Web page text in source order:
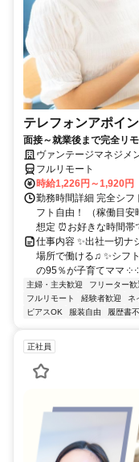
テレフォンアポイ
面接～就業後まで完全リ
ヴァンテージマネジメ
フルリモート
時給1,226円～1,920円
勤務時間詳細 完全シ
フト自由！ （稼働目
想定 ⏰お好きな時間帯
仕事内容 ✨出社一切ナ
場所で働ける♫ ✨シフ
の95％が子育てママ ༶
主婦・主夫歓迎 フリーター歓
フルリモート
経験者歓迎 ネ
ピアスOK
服装自由 履歴書
正社員